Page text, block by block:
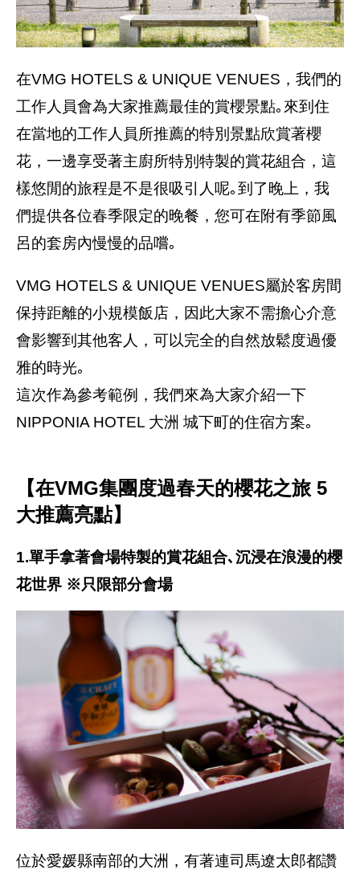
在VMG HOTELS & UNIQUE VENUES，我們的
工作人員會為大家推薦最佳的賞櫻景點｡來到住
在當地的工作人員所推薦的特別景點欣賞著櫻
花，一邊享受著主廚所特別特製的賞花組合，這
樣悠閒的旅程是不是很吸引人呢｡到了晚上，我
們提供各位春季限定的晚餐，您可在附有季節風
呂的套房內慢慢的品嚐｡
VMG HOTELS & UNIQUE VENUES屬於客房間
保持距離的小規模飯店，因此大家不需擔心介意
會影響到其他客人，可以完全的自然放鬆度過優
雅的時光｡
這次作為參考範例，我們來為大家介紹一下
NIPPONIA HOTEL 大洲 城下町的住宿方案｡
【在VMG集團度過春天的櫻花之旅 5
大推薦亮點】
1.單手拿著會場特製的賞花組合､沉浸在浪漫的櫻
花世界 ※只限部分會場
位於愛媛縣南部的大洲，有著連司馬遼太郎都讚